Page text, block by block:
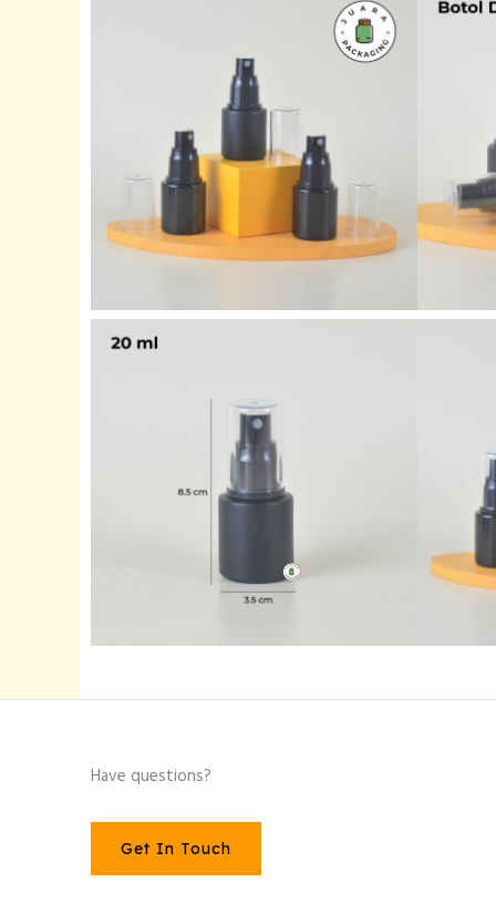
Have questions?
Get In Touch